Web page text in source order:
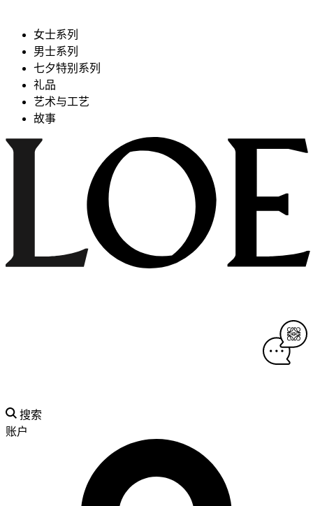
女士系列
男士系列
七夕特别系列
礼品
艺术与工艺
故事
搜索
账户